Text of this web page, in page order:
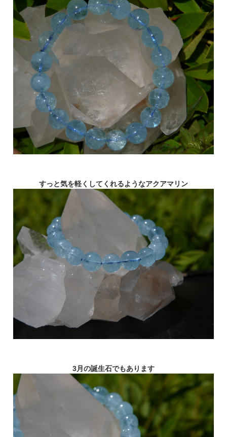
すっと気を軽くしてくれるようなアクアマリン
3月の誕生石でもあります